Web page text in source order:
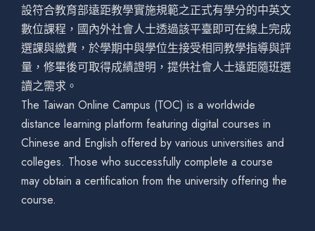
設符合教育部遠距教學實施規範之正式有學分的中英文
數位課程，國內外社會人士透過該平臺即可在線上完成
選課與繳費，於學期中與學位生接受相同教學指導與評
量，修畢後可取得成績證明，提供社會人士遠距隨班選
讀之需求。
The Taiwan Online Campus (TOC) is a worldwide
distance learning platform featuring digital courses in
Chinese and English offered by various universities and
colleges. Those who successfully complete a course
may obtain a certification from the university offering the
course.